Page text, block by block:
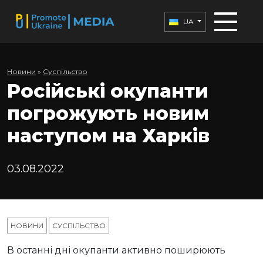
UA
Новини » Суспільство
Російські окупанти
погрожують новим
наступом на Харків
03.08.2022
НОВИНИ СУСПІЛЬСТВО
В останні дні окупанти активно поширюють